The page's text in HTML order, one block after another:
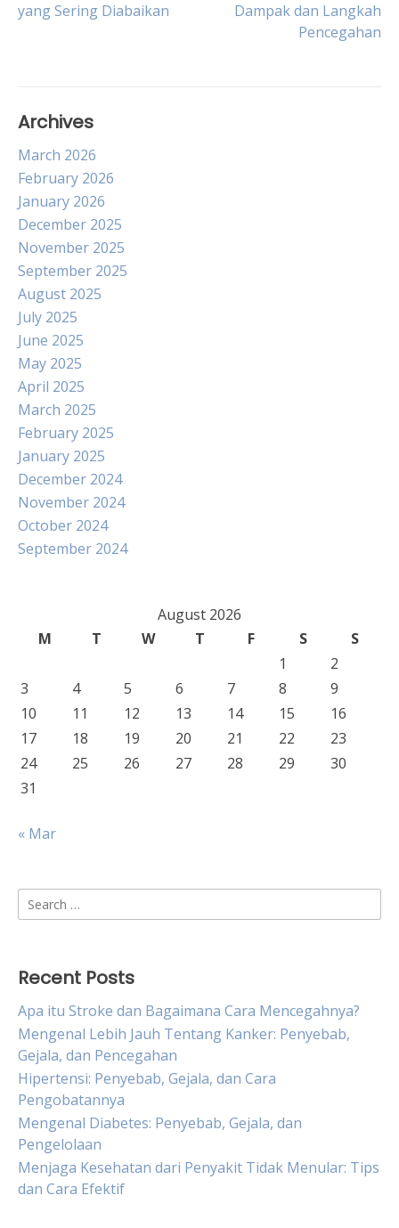
navigation
yang Sering Diabaikan
Dampak dan Langkah
Pencegahan
Archives
March 2026
February 2026
January 2026
December 2025
November 2025
September 2025
August 2025
July 2025
June 2025
May 2025
April 2025
March 2025
February 2025
January 2025
December 2024
November 2024
October 2024
September 2024
August 2026
M
T W T F S
S
1
2
3
4 5 6 7 8
9
10
11 12 13 14 15
16
17
18 19 20 21 22
23
24
25 26 27 28 29
30
31
« Mar
Search
for:
Recent Posts
Apa itu Stroke dan Bagaimana Cara Mencegahnya?
Mengenal Lebih Jauh Tentang Kanker: Penyebab,
Gejala, dan Pencegahan
Hipertensi: Penyebab, Gejala, dan Cara
Pengobatannya
Mengenal Diabetes: Penyebab, Gejala, dan
Pengelolaan
Menjaga Kesehatan dari Penyakit Tidak Menular: Tips
dan Cara Efektif